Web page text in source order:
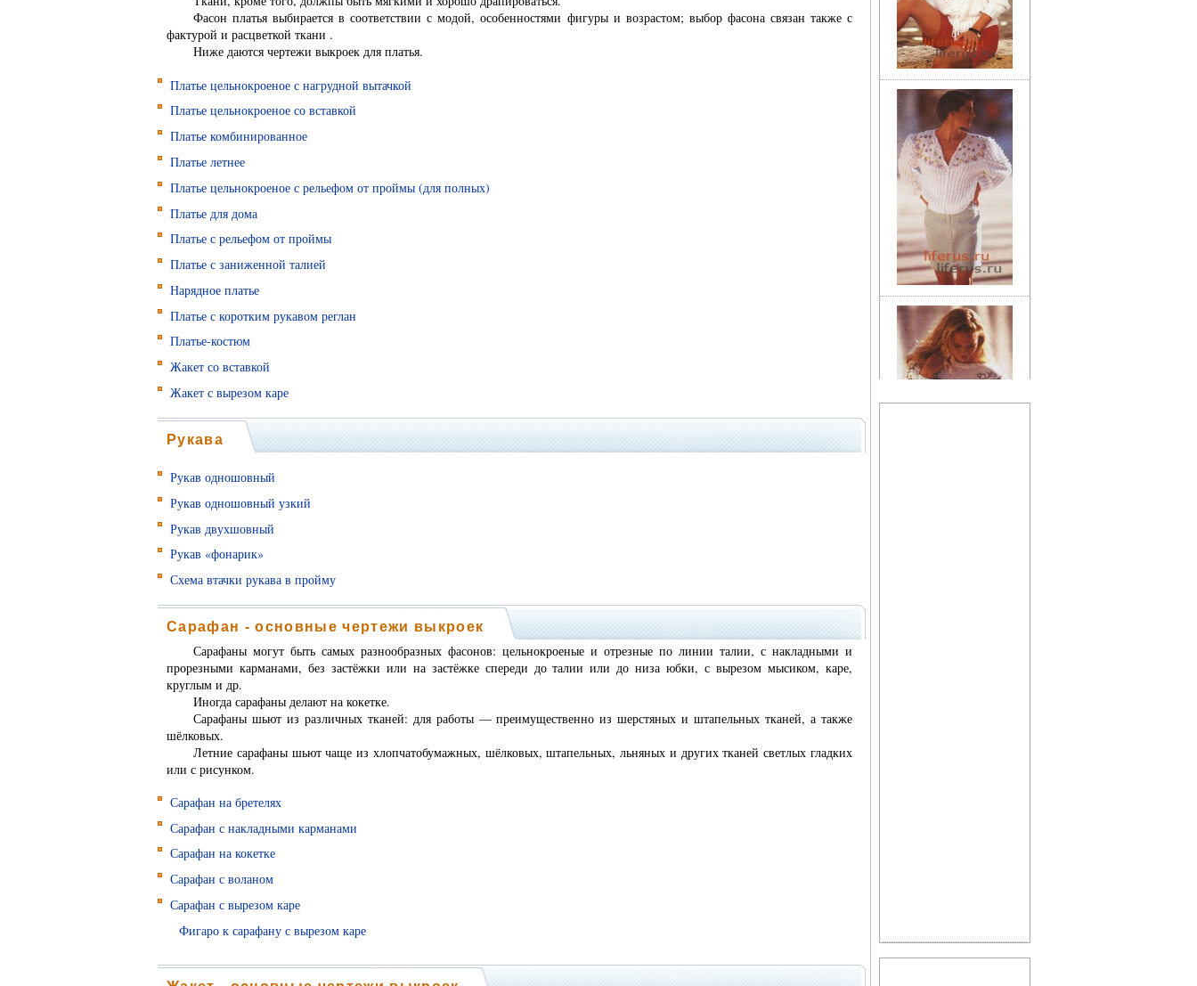
Фасон платья выбирается в соответствии с модой, особенностями фигуры и возрастом; выбор фасона связан также с
фактурой и расцветкой ткани .
Ниже даются чертежи выкроек для платья.
Платье цельнокроеное с нагрудной вытачкой
Платье цельнокроеное со вставкой
Платье комбинированное
Платье летнее
Платье цельнокроеное с рельефом от проймы (для полных)
Платье для дома
Платье с рельефом от проймы
Платье с заниженной талией
Нарядное платье
Платье с коротким рукавом реглан
Платье-костюм
Жакет со вставкой
Жакет с вырезом каре
Рукава
Рукав одношовный
Рукав одношовный узкий
Рукав двухшовный
Рукав «фонарик»
Схема втачки рукава в пройму
Сарафан - основные чертежи выкроек
Сарафаны могут быть самых разнообразных фасонов: цельнокроеные и отрезные по линии талии, с накладными и
прорезными карманами, без застёжки или на застёжке спереди до талии или до низа юбки, с вырезом мысиком, каре,
круглым и др.
Иногда сарафаны делают на кокетке.
Сарафаны шьют из различных тканей: для работы — преимущественно из шерстяных и штапельных тканей, а также
шёлковых.
Летние сарафаны шьют чаще из хлопчатобумажных, шёлковых, штапельных, льняных и других тканей светлых гладких
или с рисунком.
Сарафан на бретелях
Сарафан с накладными карманами
Сарафан на кокетке
Сарафан с воланом
Сарафан с вырезом каре
Фигаро к сарафану с вырезом каре
Косметика, возраст и
время года
Уход за кожей лица
Зеленая аптека Кузбасса